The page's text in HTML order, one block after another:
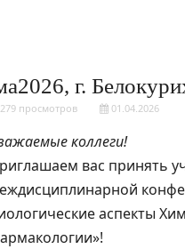
г.
279 просмотров 01.04.2026
коллеги!
вас принять
аспекты